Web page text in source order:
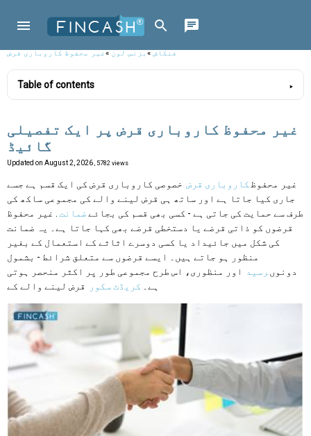
فنکاش»بزنس لون»غیر محفوظ کاروباری قرض
Table of contents
غیر محفوظ کاروباری قرض پر ایک تفصیلی
گائیڈ
Updated on August 2, 2026 , 5782 views
غیر محفوظکاروباری قرض خصوصی کاروباری قرض کی ایک قسم ہے جسے
جاری کیا جاتا ہے اور ساتھ ہی قرض لینے والے کی مجموعی ساکھ کی
طرف سے حمایت کی جاتی ہے - کسی بھی قسم کی بجائےضمانت. غیر محفوظ
قرضوں کو ذاتی قرضے یا دستخطی قرضے بھی کہا جاتا ہے۔ یہ ضمانت
کی شکل میں جائیداد یا کسی دوسرے اثاثے کے استعمال کے بغیر
منظور ہو جاتے ہیں۔ ایسے قرضوں سے متعلق شرائط - بشمول
دونوںرسید
اور منظوری، اس طرح مجموعی طور پر اکثر منحصر ہوتی
ہے۔ کریڈٹ سکور قرض لینے والے کے